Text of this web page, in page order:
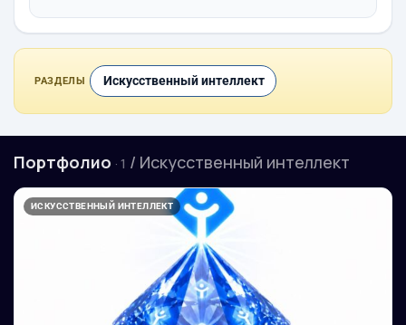
РАЗДЕЛЫ Искусственный интеллект
Портфолио · 1 / Искусственный интеллект
ИСКУССТВЕННЫЙ ИНТЕЛЛЕКТ